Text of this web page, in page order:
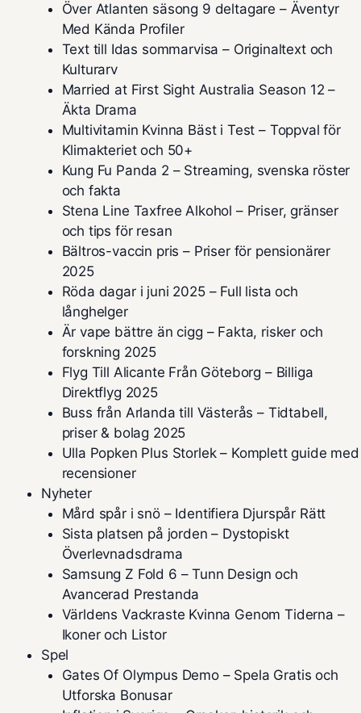
Över Atlanten säsong 9 deltagare – Äventyr
Med Kända Profiler
Text till Idas sommarvisa – Originaltext och
Kulturarv
Married at First Sight Australia Season 12 –
Äkta Drama
Multivitamin Kvinna Bäst i Test – Toppval för
Klimakteriet och 50+
Kung Fu Panda 2 – Streaming, svenska röster
och fakta
Stena Line Taxfree Alkohol – Priser, gränser
och tips för resan
Bältros-vaccin pris – Priser för pensionärer
2025
Röda dagar i juni 2025 – Full lista och
långhelger
Är vape bättre än cigg – Fakta, risker och
forskning 2025
Flyg Till Alicante Från Göteborg – Billiga
Direktflyg 2025
Buss från Arlanda till Västerås – Tidtabell,
priser & bolag 2025
Ulla Popken Plus Storlek – Komplett guide med
recensioner
Nyheter
Mård spår i snö – Identifiera Djurspår Rätt
Sista platsen på jorden – Dystopiskt
Överlevnadsdrama
Samsung Z Fold 6 – Tunn Design och
Avancerad Prestanda
Världens Vackraste Kvinna Genom Tiderna –
Ikoner och Listor
Spel
Gates Of Olympus Demo – Spela Gratis och
Utforska Bonusar